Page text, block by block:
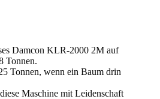
Damcon KLR-2000 2M auf
Tonnen.
Tonnen, wenn ein Baum drin
Maschine mit Leidenschaft